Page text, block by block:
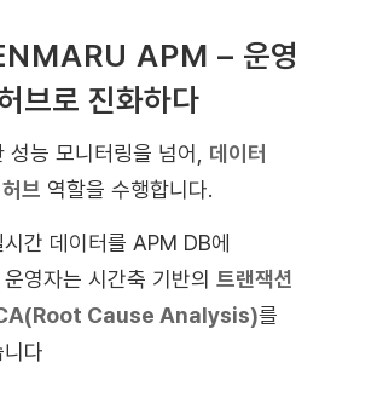
APM – 운영
브로 진화하다
성능 모니터링을 넘어, 데이터
브 역할을 수행합니다.
간 데이터를 APM DB에
영자는 시간축 기반의 트랜잭션
Cause Analysis)를
다